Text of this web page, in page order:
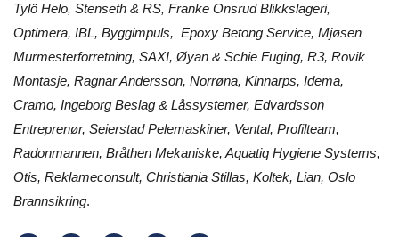
Tylö Helo, Stenseth & RS, Franke Onsrud Blikkslageri,
Optimera, IBL, Byggimpuls, Epoxy Betong Service, Mjøsen
Murmesterforretning, SAXI, Øyan & Schie Fuging, R3, Rovik
Montasje, Ragnar Andersson, Norrøna, Kinnarps, Idema,
Cramo, Ingeborg Beslag & Låssystemer, Edvardsson
Entreprenør, Seierstad Pelemaskiner, Vental, Profilteam,
Radonmannen, Bråthen Mekaniske, Aquatiq Hygiene Systems,
Otis, Reklameconsult, Christiania Stillas, Koltek, Lian, Oslo
Brannsikring.